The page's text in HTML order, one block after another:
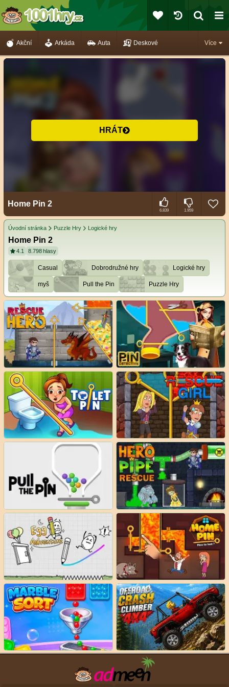
Více
Akční Arkáda Auta Deskové
HRÁT
Home Pin 2
6.839 1.959
Úvodní stránka Puzzle Hry Logické hry
Home Pin 2
4.1 8.798 hlasy
Casual Dobrodružné hry Logické hry
myš Pull the Pin Puzzle Hry